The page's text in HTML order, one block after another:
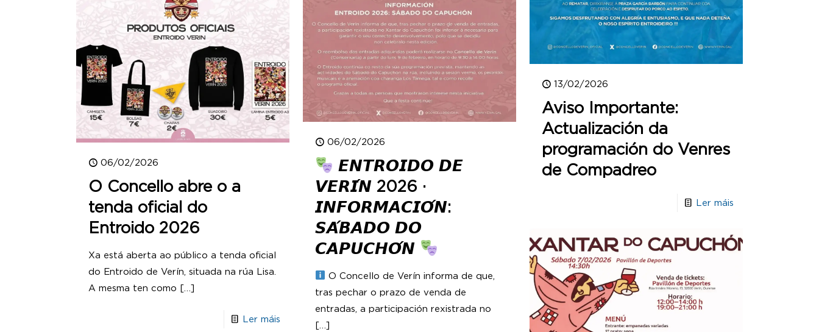
13/02/2026
Aviso Importante:
Actualización da
programación do Venres
de Compadreo
Ler máis
06/02/2026
𝙀𝙉𝙏𝙍𝙊𝙄𝘿𝙊 𝘿𝙀
𝙑𝙀𝙍𝙄́𝙉 2026 ·
𝙄𝙉𝙁𝙊𝙍𝙈𝘼𝘾𝙄𝙊́𝙉:
𝙎𝘼́𝘽𝘼𝘿𝙊 𝘿𝙊
𝘾𝘼𝙋𝙐𝘾𝙃𝙊́𝙉
O Concello de Verín informa de que,
tras pechar o prazo de venda de
entradas, a participación rexistrada no
[…]
06/02/2026
O Concello abre o a
tenda oficial do
Entroido 2026
Xa está aberta ao público a tenda oficial
do Entroido de Verín, situada na rúa Lisa.
A mesma ten como […]
Ler máis